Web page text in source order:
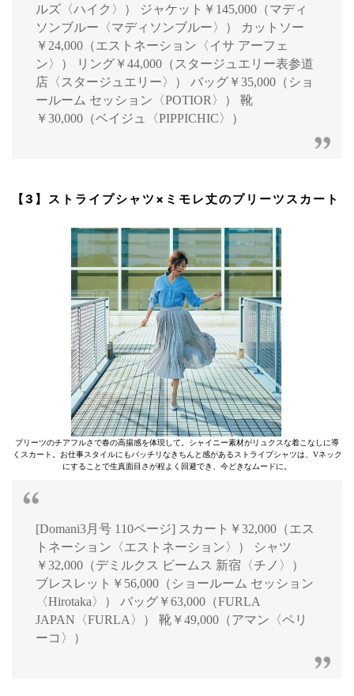
ルズ〈ハイク〉） ジャケット￥145,000（マディ
ソンブルー〈マディソンブルー〉） カットソー
￥24,000（エストネーション〈イサ アーフェ
ン〉） リング￥44,000（スタージュエリー表参道
店〈スタージュエリー〉） バッグ￥35,000（ショ
ールーム セッション〈POTIOR〉） 靴
￥30,000（ベイジュ〈PIPPICHIC〉）
【3】ストライプシャツ×ミモレ丈のプリーツスカート
プリーツのチアフルさで春の高揚感を体現して。シャイニー素材がリュクスな着こなしに導
くスカート。お仕事スタイルにもバッチリなきちんと感があるストライプシャツは、Vネック
にすることで生真面目さが程よく回避でき、今どきなムードに。
[Domani3月号 110ページ] スカート￥32,000（エス
トネーション〈エストネーション〉） シャツ
￥32,000（デミルクス ビームス 新宿〈チノ〉）
ブレスレット￥56,000（ショールーム セッション
〈Hirotaka〉） バッグ￥63,000（FURLA
JAPAN〈FURLA〉） 靴￥49,000（アマン〈ペリ
ーコ〉）